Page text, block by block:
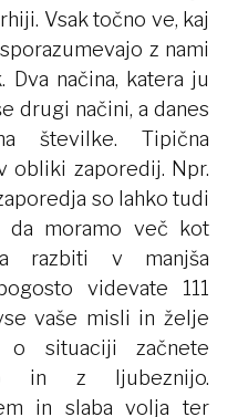
Vsak točno ve, kaj
z nami
načina, katera ju
drugi načini, a danes
številke. Tipična
obliki zaporedij. Npr.
so lahko tudi
da moramo več kot
razbiti v manjša
videvate 111
vaše misli in želje
situaciji začnete
in z ljubeznijo.
in slaba volja ter